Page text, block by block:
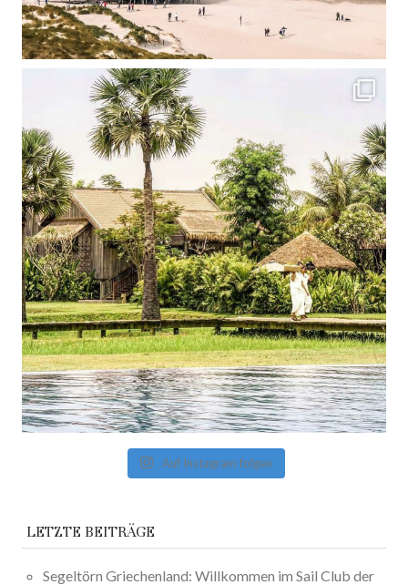
Auf Instagram folgen
LETZTE BEITRÄGE
Segeltörn Griechenland: Willkommen im Sail Club der